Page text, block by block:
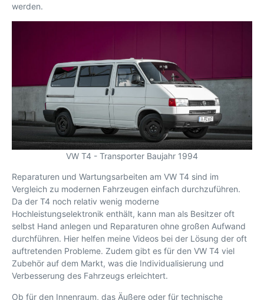
werden.
VW T4 - Transporter Baujahr 1994
Reparaturen und Wartungsarbeiten am VW T4 sind im
Vergleich zu modernen Fahrzeugen einfach durchzuführen.
Da der T4 noch relativ wenig moderne
Hochleistungselektronik enthält, kann man als Besitzer oft
selbst Hand anlegen und Reparaturen ohne großen Aufwand
durchführen. Hier helfen meine Videos bei der Lösung der oft
auftretenden Probleme. Zudem gibt es für den VW T4 viel
Zubehör auf dem Markt, was die Individualisierung und
Verbesserung des Fahrzeugs erleichtert.
Ob für den Innenraum, das Äußere oder für technische